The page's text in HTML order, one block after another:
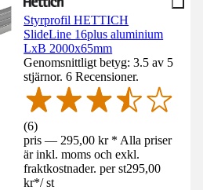
Styrprofil HETTICH
SlideLine 16plus aluminium
LxB 2000x65mm
Genomsnittligt betyg: 3.5 av 5
stjärnor. 6 Recensioner.
(6)
pris — 295,00 kr * Alla priser
är inkl. moms och exkl.
fraktkostnader. per st295,00
kr*/ st